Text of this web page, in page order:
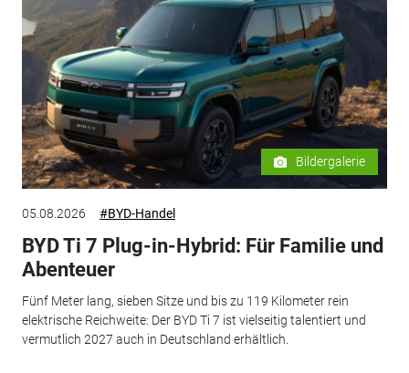
Bildergalerie
05.08.2026 #BYD-Handel
BYD Ti 7 Plug-in-Hybrid: Für Familie und
Abenteuer
Fünf Meter lang, sieben Sitze und bis zu 119 Kilometer rein
elektrische Reichweite: Der BYD Ti 7 ist vielseitig talentiert und
vermutlich 2027 auch in Deutschland erhältlich.